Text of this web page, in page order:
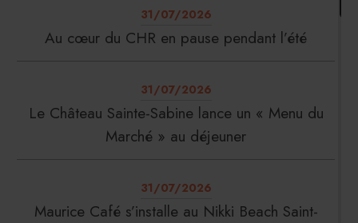
31/07/2026
Au cœur du CHR en pause pendant l’été
31/07/2026
Le Château Sainte-Sabine lance un « Menu du
Marché » au déjeuner
31/07/2026
Maurice Café s’installe au Nikki Beach Saint-